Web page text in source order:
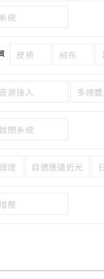
統
皮椅 絨布
源接入 多媒
閉系統
燈 自適應遠近光
壓